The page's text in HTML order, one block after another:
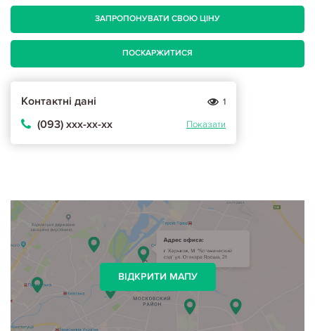
ЗАПРОПОНУВАТИ СВОЮ ЦІНУ
ПОСКАРЖИТИСЯ
Контактні дані 1
(093) ххх-хх-хх Показати
ВІДКРИТИ МАПУ